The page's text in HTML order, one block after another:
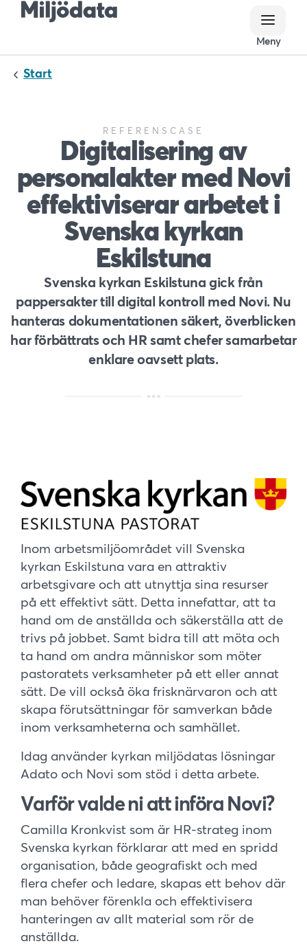
Meny
Start
REFERENSCASE
Digitalisering av
personalakter med Novi
effektiviserar arbetet i
Svenska kyrkan
Eskilstuna
Svenska kyrkan Eskilstuna gick från
pappersakter till digital kontroll med Novi. Nu
hanteras dokumentationen säkert, överblicken
har förbättrats och HR samt chefer samarbetar
enklare oavsett plats.
Inom arbetsmiljöområdet vill Svenska
kyrkan Eskilstuna vara en attraktiv
arbetsgivare och att utnyttja sina resurser
på ett effektivt sätt. Detta innefattar, att ta
hand om de anställda och säkerställa att de
trivs på jobbet. Samt bidra till att möta och
ta hand om andra människor som möter
pastoratets verksamheter på ett eller annat
sätt. De vill också öka frisknärvaron och att
skapa förutsättningar för samverkan både
inom verksamheterna och samhället.
Idag använder kyrkan miljödatas lösningar
Adato och Novi som stöd i detta arbete.
Varför valde ni att införa Novi?
Camilla Kronkvist som är HR-strateg inom
Svenska kyrkan förklarar att med en spridd
organisation, både geografiskt och med
flera chefer och ledare, skapas ett behov där
man behöver förenkla och effektivisera
hanteringen av allt material som rör de
anställda.